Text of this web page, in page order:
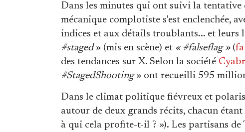
Dans les minutes qui ont suivi la tentative
mécanique complotiste s'est enclenchée,
indices et aux détails troublants... et leurs
#staged» (mis en scène) et « #falseflag » (
des tendances sur X. Selon la société
#StagedShooting » ont recueilli 595
Dans le climat politique fiévreux et
autour de deux grands récits, chacun
à qui cela profite-t-il ? »). Les partisans de